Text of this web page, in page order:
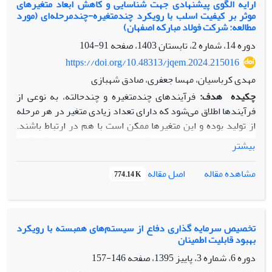
عرض بدنه بالگرد به طول بالگرد می‌باشد.
تجزیه و تحلیل سیستم‌های چندوضعیته در شرایط وابستگی توزیع
عملکردی برخی ازمؤلفه‌ها به مؤلفه‌های دیگر پرداخته می­‌شود.
نتایج نشان­ دهنده­‌ی برتری چشمگیر روش پیشنهادی این مقاله
برای محاسبه قابلیت اطمینان سیستم­‌های چندوضعیته دارای
وابستگی مؤلفه‌ها است.
ارایه الگوی پیشنهادی جهت شناسایی و کاهش ابعاد متغیرهای
موثر بر کیفیت اسلب با رویکرد چندمتغیره-چندمرحله‌‌ای (مورد
مطالعه: شرکت فولاد مبارکه اصفهان)
دوره 14، شماره 2، تابستان 1403، صفحه
91-104
https://doi.org/10.48313/jqem.2024.215016
مهدی کرباسیان، مهسا جعفری، صادق شهبازی
چکیده هدف: فرآیندهای چندمتغیره و چندحالته، به نوعی از
فرآیندها اطلاق می‌شود که دارای تعداد زیادی متغیر در هر مرحله
از تولید بوده و این متغیرها ممکن است با هم در ارتباط باشند.
هدف از این تحقیق، ارایه روشی نوین به منظور انتخاب، کاهش و
تعریف متغیرهای کنترلی جدید در فرآیندهای پیچیده تولیدی
است، به‌گونه‌ای که کنترل کیفیت موثرتر و کارآمدتر انجام شود.
روش‌شناسی پژوهش:روش تحقیق این مطالعه از نوع کاربردی و
توصیفی است. در این تحقیق، از روش‌های یادگیری ماشین و
رگرسیون و بررسی همبستگی بین متغیرها استفاده شده است.
همچنین برای ارزیابی عملکرد روش پیشنهادی، یک مطالعه موردی
بر پایه داده‌های واقعی از فرآیند تولید اسلب‌های فولادی در
بیشتر
مشاهده مقاله
اصل مقاله 774.14 K
تخصیص سرمایه گذاری دفاع از سیستم‌های همبسته با رویکرد
بهبود قابلیت اطمینان
دوره 6، شماره 3، پاییز 1395، صفحه
146-157